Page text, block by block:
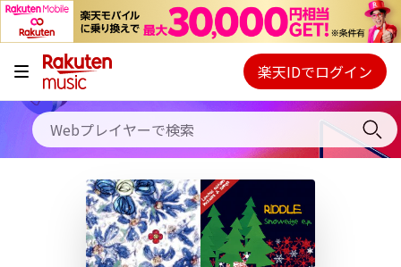
キャンペーン
料金プラン
使い方
初回30日間無料お試し
Webプレイヤー
ご契約内容の確認・変更
楽天IDでログイン